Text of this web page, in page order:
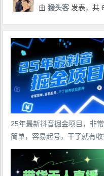
由猴头客 发表，共
25年最新抖音掘金项目，非常
简单，容易起号，干了就有收
那种